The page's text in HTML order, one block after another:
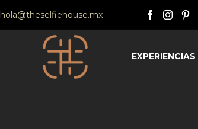
hola@theselfiehouse.mx
EXPERIENCIAS